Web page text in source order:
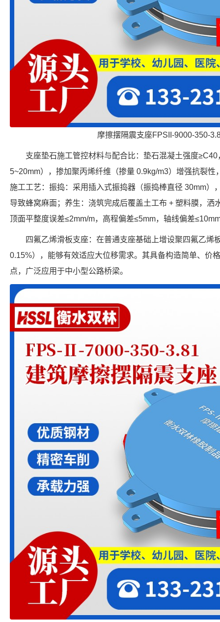
摩擦摆隔震支座FPSII-9000-350-
支座垫石施工管控材料与配合比：垫石混凝土强度
5~20mm），掺加聚丙烯纤维（掺量 0.9kg/m3）增强抗裂
施工工艺：振捣：采用插入式振捣器（振捣棒直径 30mm）
导致蜂窝麻面；养生：浇筑完成后覆盖土工布 + 塑料膜，洒
顶面平整度误差≤2mm/m，高程偏差≤5mm，轴线偏差
四氟乙烯滑板支座：在普通支座基础上增设聚四氟乙烯
0.15%），能够有效适应大位移需求。其具备构造简单、价
点，广泛应用于中小型公路桥梁。